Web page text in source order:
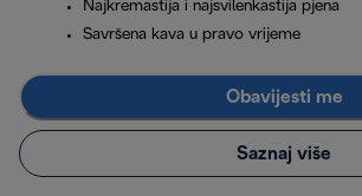
Najkremastija i najsvilenkastija pjena
Savršena kava u pravo vrijeme
Obavijesti me
Saznaj više